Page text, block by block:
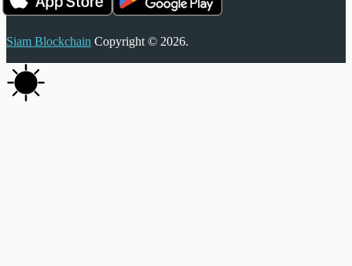
Siam Blockchain Copyright © 2026.